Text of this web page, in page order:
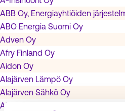
ABB Oy, Energiayhtiöiden
ABO Energia Suomi Oy
Adven Oy
Afry Finland Oy
Aidon Oy
Alajärven Lämpö Oy
Alajärven Sähkö Oy
Alavuden Lämpö Oy